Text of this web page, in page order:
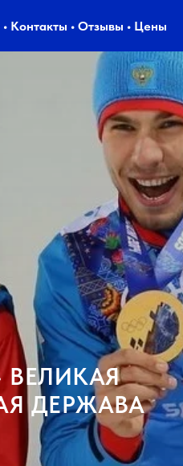
Контакты • Отзывы • Цены
ВЕЛИКАЯ
ДЕРЖАВА